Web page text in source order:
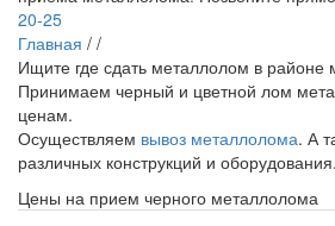
20-25
Главная / /
Ищите где сдать металлолом в районе
Принимаем черный и цветной лом
ценам.
Осуществляем вывоз металлолома. А
различных конструкций и оборудования.
Цены на прием черного металлолома